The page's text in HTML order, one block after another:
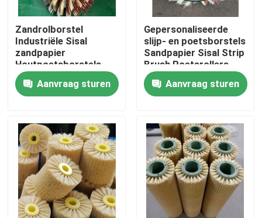
Kwaliteitscontrole
Contacteer ons
Industriële borstelstrook
industriële cilindrische borstel
industriële rolborstel
Zandrolborstel
Industriële Sisal
zandpapier
Houtpoetsborstels
Aanvraag sturen
Gepersonaliseerde
slijp- en poetsborstels
Sandpapier Sisal Strip
Brush Poetsrollers
Voor Poetsmachine
Aanvraag sturen